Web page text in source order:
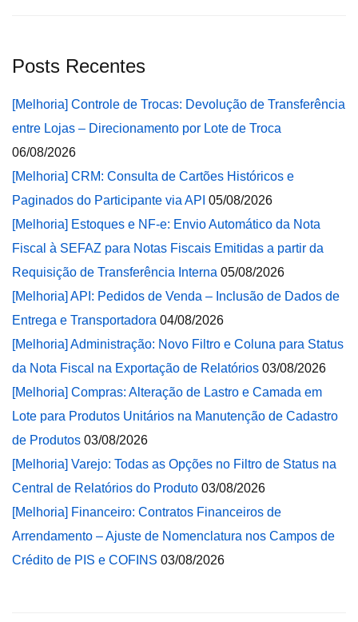
Posts Recentes
[Melhoria] Controle de Trocas: Devolução de Transferência
entre Lojas – Direcionamento por Lote de Troca
06/08/2026
[Melhoria] CRM: Consulta de Cartões Históricos e
Paginados do Participante via API 05/08/2026
[Melhoria] Estoques e NF-e: Envio Automático da Nota
Fiscal à SEFAZ para Notas Fiscais Emitidas a partir da
Requisição de Transferência Interna 05/08/2026
[Melhoria] API: Pedidos de Venda – Inclusão de Dados de
Entrega e Transportadora 04/08/2026
[Melhoria] Administração: Novo Filtro e Coluna para Status
da Nota Fiscal na Exportação de Relatórios 03/08/2026
[Melhoria] Compras: Alteração de Lastro e Camada em
Lote para Produtos Unitários na Manutenção de Cadastro
de Produtos 03/08/2026
[Melhoria] Varejo: Todas as Opções no Filtro de Status na
Central de Relatórios do Produto 03/08/2026
[Melhoria] Financeiro: Contratos Financeiros de
Arrendamento – Ajuste de Nomenclatura nos Campos de
Crédito de PIS e COFINS 03/08/2026